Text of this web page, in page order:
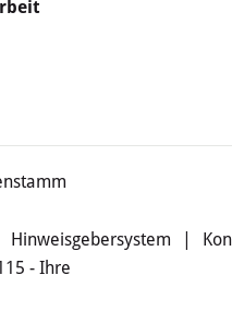
Hinweisgebersystem |
- Ihre